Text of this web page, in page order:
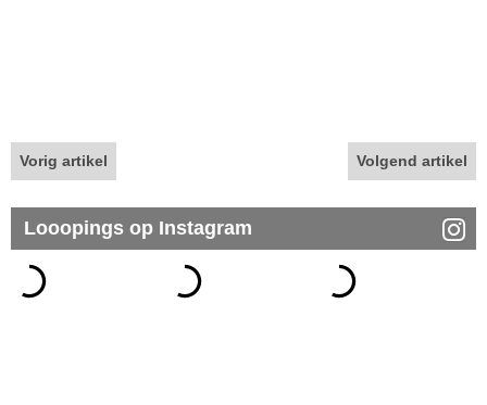
Vorig artikel Volgend artikel
Looopings op Instagram